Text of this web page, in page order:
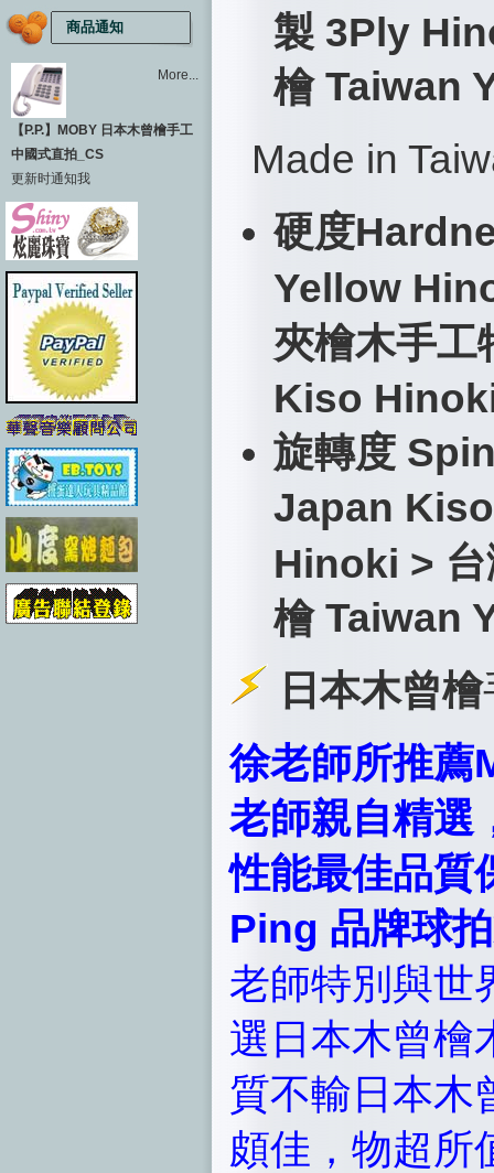
商品通知
【P.P.】MOBY 日本木曾檜手工
中國式直拍_CS
更新时通知我
More...
製 3Ply
檜Taiwan
Made in
硬度
Yellow
夾檜木手工
Kiso
旋轉度
Japan
Hinoki >
檜Taiwan
日本木曾檜
徐老師所推薦
老師親自精選
性能最佳品質
Ping 品牌球
老師特別與世
選日本木曾檜
質不輸日本木
頗佳，物超所